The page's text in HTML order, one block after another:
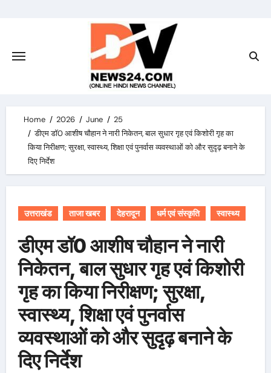
Home 2026 June
25
डीएम डॉ0 आशीष चौहान ने नारी निकेतन, बाल सुधार गृह एवं किशोरी गृह का
किया निरीक्षण; सुरक्षा, स्वास्थ्य, शिक्षा एवं पुनर्वास व्यवस्थाओं को और सुदृढ़ बनाने के
दिए निर्देश
उत्तराखंड ताजा खबर देहरादून धर्म एवं संस्कृति स्वास्थ्य
डीएम डॉ0 आशीष चौहान ने नारी
निकेतन, बाल सुधार गृह एवं किशोरी
गृह का किया निरीक्षण; सुरक्षा,
स्वास्थ्य, शिक्षा एवं पुनर्वास
व्यवस्थाओं को और सुदृढ़ बनाने के
दिए निर्देश